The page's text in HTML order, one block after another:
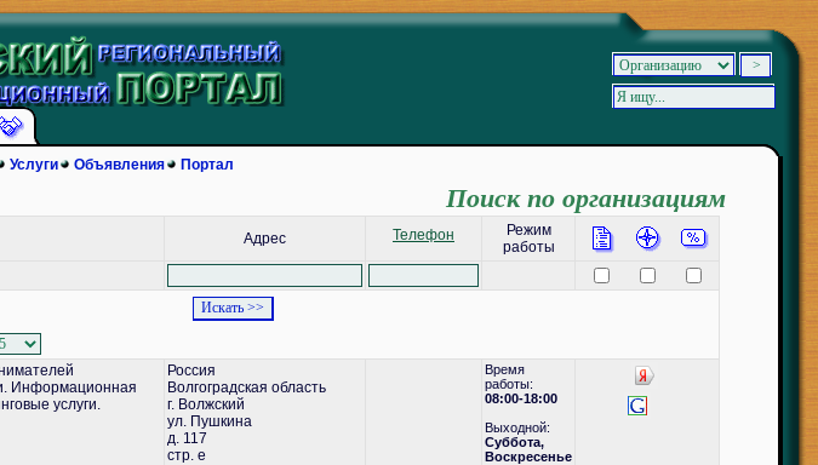
Услуги Объявления Портал
Поиск по организациям
Адрес Телефон
Режим
работы
Информационная
услуги.
Россия
Волгоградская область
г. Волжский
ул. Пушкина
д. 117
стр. е
Время
работы:
08:00-18:00
Выходной:
Суббота,
Воскресенье